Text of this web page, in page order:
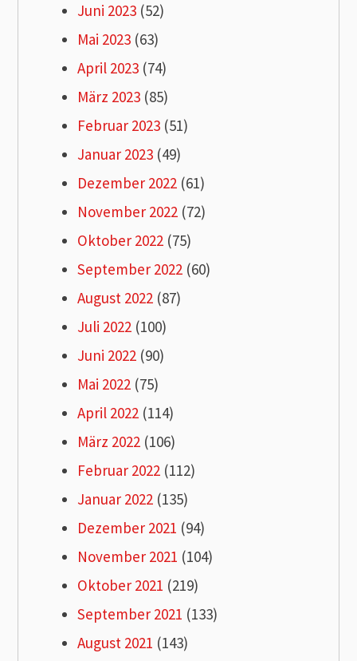
Juni 2023 (52)
Mai 2023 (63)
April 2023 (74)
März 2023 (85)
Februar 2023 (51)
Januar 2023 (49)
Dezember 2022 (61)
November 2022 (72)
Oktober 2022 (75)
September 2022 (60)
August 2022 (87)
Juli 2022 (100)
Juni 2022 (90)
Mai 2022 (75)
April 2022 (114)
März 2022 (106)
Februar 2022 (112)
Januar 2022 (135)
Dezember 2021 (94)
November 2021 (104)
Oktober 2021 (219)
September 2021 (133)
August 2021 (143)